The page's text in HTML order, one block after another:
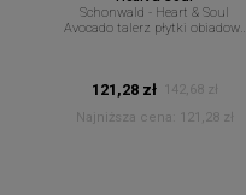
Schonwald - Heart & Soul
Avocado talerz płytki obiadowy
121,28 zł
142,68 zł
Najniższa cena:
121,28 zł